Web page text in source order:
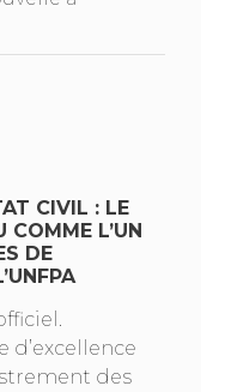
CIVIL : LE
COMME L’UN
DE
d’excellence
des